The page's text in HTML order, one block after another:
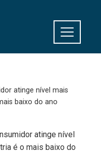
atinge nível mais
baixo do ano